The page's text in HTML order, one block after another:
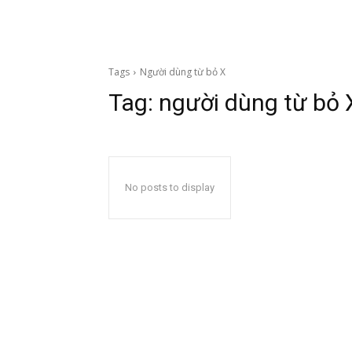
Tags Người dùng từ bỏ X
Tag: người dùng từ bỏ
No posts to display